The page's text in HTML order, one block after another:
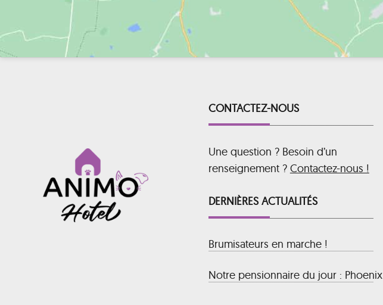
CONTACTEZ-NOUS
Une question ? Besoin d’un
renseignement ? Contactez-nous !
DERNIÈRES ACTUALITÉS
Brumisateurs en marche !
Notre pensionnaire du jour : Phoenix